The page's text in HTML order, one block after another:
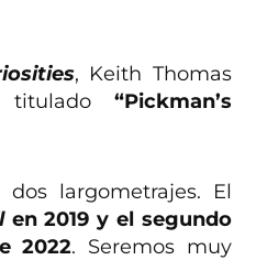
, Keith Thomas
titulado “Pickman’s
dos largometrajes. El
en 2019 y el segundo
2022. Seremos muy